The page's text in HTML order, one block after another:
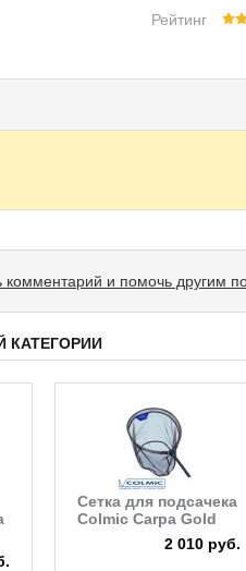
Рейтинг
комментарий и помочь другим
КАТЕГОРИИ
Сетка для подсачека
Colmic Carpa Gold
2 010 руб.